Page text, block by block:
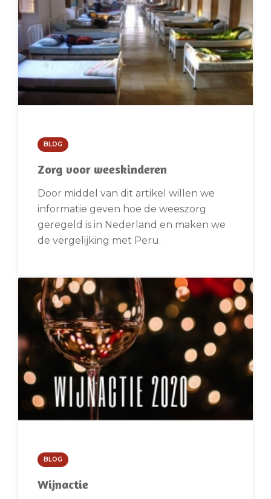
BLOG
Zorg voor weeskinderen
Door middel van dit artikel willen we
informatie geven hoe de weeszorg
geregeld is in Nederland en maken we
de vergelijking met Peru.
BLOG
Wijnactie